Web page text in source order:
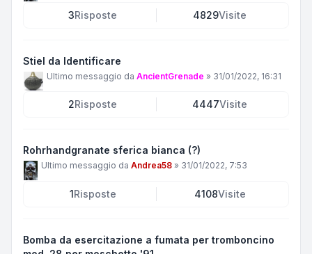
3Risposte 4829Visite
Stiel da Identificare
Ultimo messaggio da AncientGrenade » 31/01/2022, 16:31
2Risposte 4447Visite
Rohrhandgranate sferica bianca (?)
Ultimo messaggio da Andrea58 » 31/01/2022, 7:53
1Risposte 4108Visite
Bomba da esercitazione a fumata per tromboncino